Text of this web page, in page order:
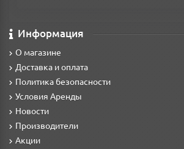
Информация
О магазине
Доставка и оплата
Политика безопасности
Условия Аренды
Новости
Производители
Акции